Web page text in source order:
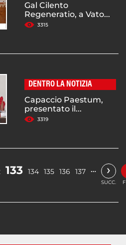
Gal Cilento
Regeneratio, a Vato...
3315
DENTRO LA NOTIZIA
Capaccio Paestum,
presentato il...
3319
133 134 135 136 137 … ›
SUCC.